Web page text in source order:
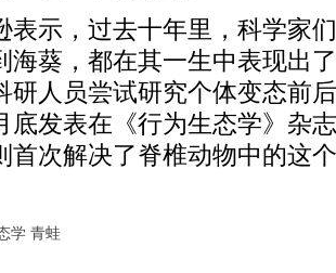
示，过去十年里，科学家
海葵，都在其一生中表现出
研人员尝试研究个体变态前
底发表在《行为生态学》杂
首次解决了脊椎动物中的这
学 青蛙